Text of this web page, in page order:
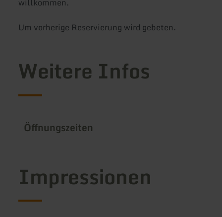
willkommen.
Um vorherige Reservierung wird gebeten.
Weitere Infos
Öffnungszeiten
Impressionen